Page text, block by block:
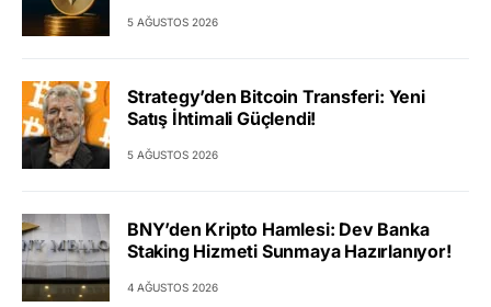
5 AĞUSTOS 2026
Strategy’den Bitcoin Transferi: Yeni
Satış İhtimali Güçlendi!
5 AĞUSTOS 2026
BNY’den Kripto Hamlesi: Dev Banka
Staking Hizmeti Sunmaya Hazırlanıyor!
4 AĞUSTOS 2026